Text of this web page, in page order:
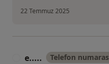
22 Temmuz 2025
e..... Telefon